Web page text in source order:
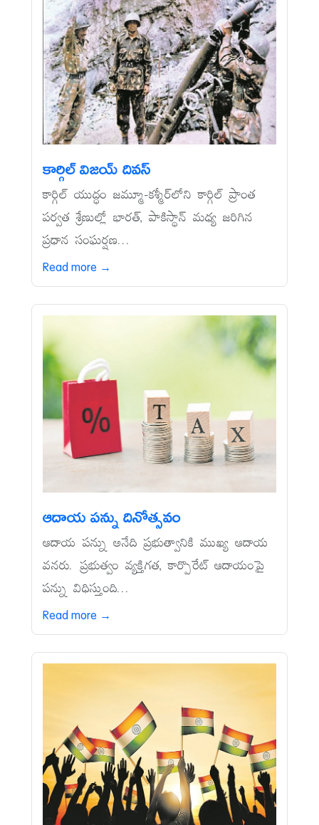
కార్గిల్‌ విజయ్‌ దివస్‌
కార్గిల్‌ యుద్ధం జమ్మూ-కశ్మీర్‌లోని కార్గిల్‌ ప్రాంత
పర్వత శ్రేణుల్లో భారత్, పాకిస్థాన్‌ మధ్య జరిగిన
ప్రధాన సంఘర్షణ...
Read more →
ఆదాయ పన్ను దినోత్సవం
ఆదాయ పన్ను అనేది ప్రభుత్వానికి ముఖ్య ఆదాయ
వనరు. ప్రభుత్వం వ్యక్తిగత, కార్పొరేట్‌ ఆదాయంపై
పన్ను విధిస్తుంది...
Read more →